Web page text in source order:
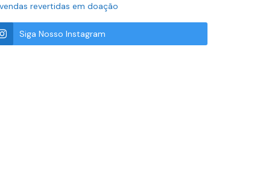
revertidas em doação
Siga Nosso Instagram